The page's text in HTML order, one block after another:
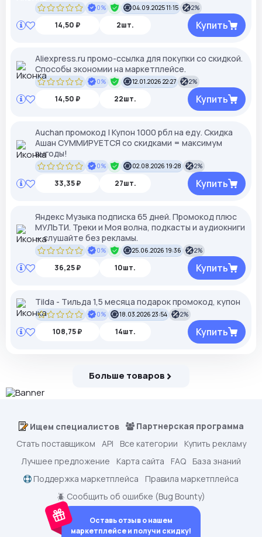
0% 04.09.2025 11:15 2%
14,50 ₽ 2шт. Купить
Aliexpress.ru промо-ссылка для покупки со скидкой.
Способы экономии на маркетплейсе.
0% 12.01.2026 22:27 2%
14,50 ₽ 22шт. Купить
Auchan промокод | Купон 1000 рбл на еду. Скидка
Ашан СУММИРУЕТСЯ со скидками = максимум
выгоды!
0% 02.08.2026 19:28 2%
33,35 ₽ 27шт. Купить
Яндекс Музыка подписка 65 дней. Промокод плюс
МУЛЬТИ. Треки и Моя волна, подкасты и аудиокниги
— слушайте без рекламы.
0% 25.06.2026 19:36 2%
36,25 ₽ 10шт. Купить
Tilda - Тильда 1,5 месяца подарок промокод, купон
0% 18.03.2026 23:54 2%
108,75 ₽ 14шт. Купить
Больше товаров
Ищем специалистов
Партнерская программа
Стать поставщиком
API Все категории
Купить рекламу
Лучшее предложение
Карта сайта FAQ
База знаний
Поддержка маркетплейса
Правила маркетплейса
🪲 Сообщить об ошибке (Bug Bounty)
Оставь отзыв о нашем
маркетплейсе и получи скидку!